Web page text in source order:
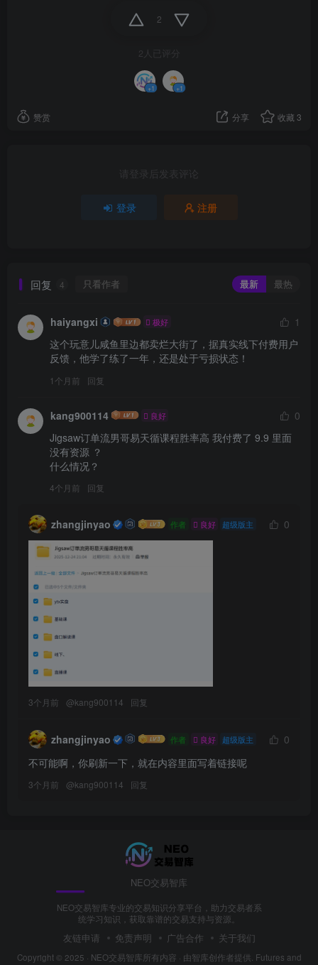
2
2人已评分
+1 +1
赞赏 分享 收藏 3
请登录后发表评论
登录 注册
回复 4 只看作者 最新 最热
haiyangxi 极好
1
这个玩意儿咸鱼里边都卖烂大街了，据真实线下付费用户
反馈，他学了练了一年，还是处于亏损状态！
1个月前 回复
kang900114 良好
0
Jigsaw订单流男哥易天循课程胜率高 我付费了 9.9 里面
没有资源 ？
什么情况？
4个月前 回复
zhangjinyao 作者 良好 超级版主 0
3个月前 @kang900114 回复
zhangjinyao 作者 良好 超级版主
0
不可能啊，你刷新一下，就在内容里面写着链接呢
3个月前 @kang900114 回复
NEO交易智库
NEO交易智库专业的交易知识分享平台，助力交易者系
统学习知识，获取靠谱的交易支持与资源。
友链申请 免责声明 广告合作 关于我们
Copyright © 2025 · NEO交易智库所有内容 · 由智库创作者提供. Futures and